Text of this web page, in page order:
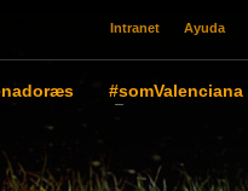
Intranet Ayuda
#somValenciana